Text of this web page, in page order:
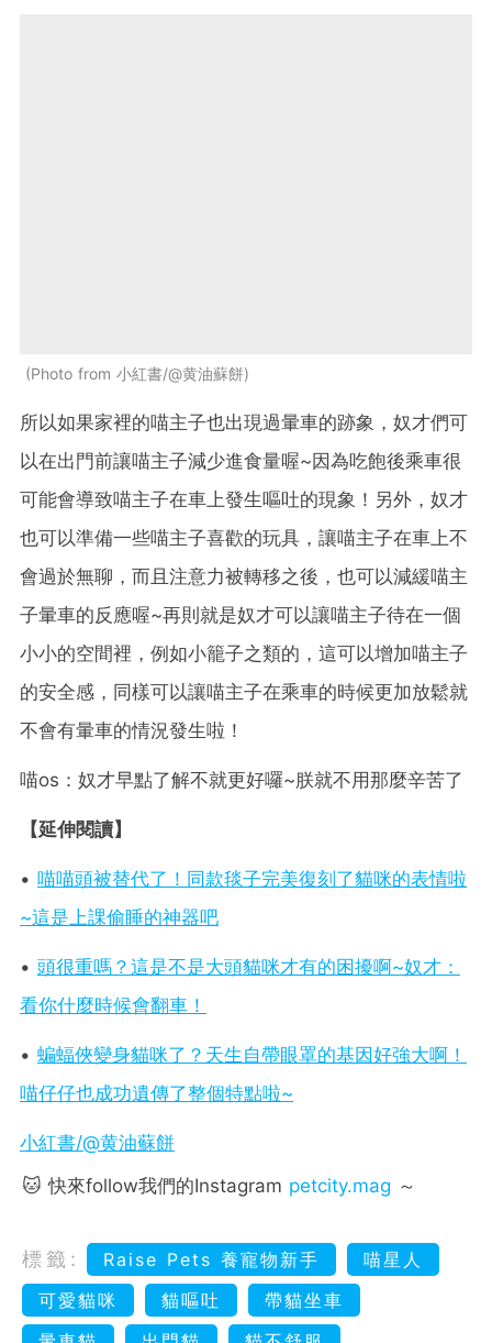
Photo from 小紅書/@黄油蘇餅
所以如果家裡的喵主子也出現過暈車的跡象，奴才們可
以在出門前讓喵主子減少進食量喔~因為吃飽後乘車很
可能會導致喵主子在車上發生嘔吐的現象！另外，奴才
也可以準備一些喵主子喜歡的玩具，讓喵主子在車上不
會過於無聊，而且注意力被轉移之後，也可以減緩喵主
子暈車的反應喔~再則就是奴才可以讓喵主子待在一個
小小的空間裡，例如小籠子之類的，這可以增加喵主子
的安全感，同樣可以讓喵主子在乘車的時候更加放鬆就
不會有暈車的情況發生啦！
喵os：奴才早點了解不就更好囉~朕就不用那麼辛苦了
【延伸閱讀】
• 喵喵頭被替代了！同款毯子完美復刻了貓咪的表情啦
~這是上課偷睡的神器吧
• 頭很重嗎？這是不是大頭貓咪才有的困擾啊~奴才：
看你什麼時候會翻車！
• 蝙蝠俠變身貓咪了？天生自帶眼罩的基因好強大啊！
喵仔仔也成功遺傳了整個特點啦~
小紅書/@黄油蘇餅
🐱 快來follow我們的Instagram petcity.mag ～
標籤: Raise Pets 養寵物新手
喵星人
可愛貓咪
貓嘔吐
帶貓坐車